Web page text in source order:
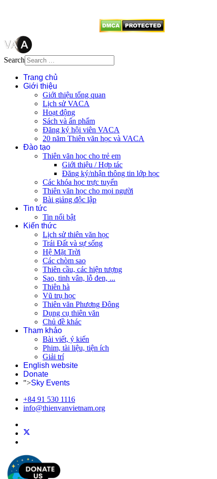
Search
Trang chủ
Giới thiệu
Giới thiệu tổng quan
Lịch sử VACA
Hoạt động
Sách và ấn phẩm
Đăng ký hội viên VACA
20 năm Thiên văn học và VACA
Đào tạo
Thiên văn học cho trẻ em
Giới thiệu / Hợp tác
Đăng ký/nhận thông tin lớp học
Các khóa học trực tuyến
Thiên văn học cho mọi người
Bài giảng độc lập
Tin tức
Tin nổi bật
Kiến thức
Lịch sử thiên văn học
Trái Đất và sự sống
Hệ Mặt Trời
Các chòm sao
Thiên cầu, các hiện tượng
Sao, tinh vân, lỗ đen, ...
Thiên hà
Vũ trụ học
Thiên văn Phương Đông
Dụng cụ thiên văn
Chủ đề khác
Tham khảo
Bài viết, ý kiến
Phim, tài liệu, tiện ích
Giải trí
English website
Donate
">Sky Events
+84 91 530 1116
info@thienvanvietnam.org